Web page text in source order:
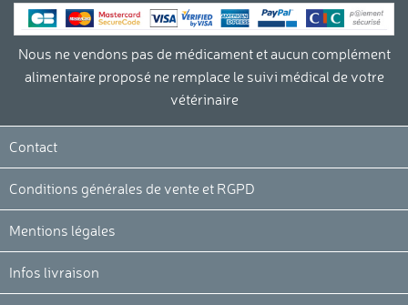
Nous ne vendons pas de médicament et aucun complément
alimentaire proposé ne remplace le suivi médical de votre
vétérinaire
Contact
Conditions générales de vente et RGPD
Mentions légales
Infos livraison